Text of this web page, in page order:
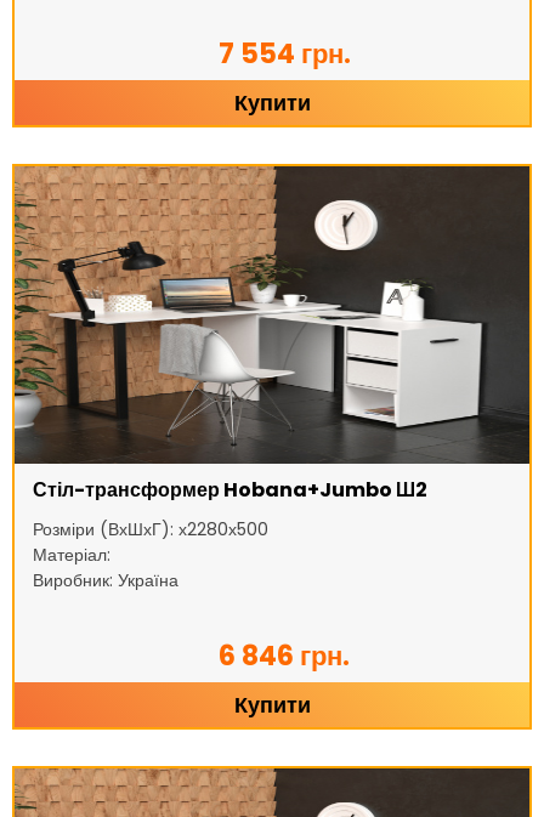
7 554 грн.
Купити
Стіл-трансформер Hobana+Jumbo Ш2
Розміри (ВхШхГ): х2280х500
Матеріал:
Виробник: Україна
6 846 грн.
Купити